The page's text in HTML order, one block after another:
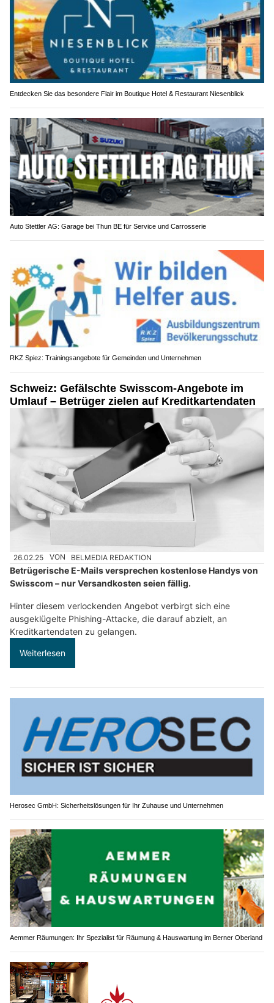
Entdecken Sie das besondere Flair im Boutique Hotel & Restaurant Niesenblick
Auto Stettler AG: Garage bei Thun BE für Service und Carrosserie
RKZ Spiez: Trainingsangebote für Gemeinden und Unternehmen
Schweiz: Gefälschte Swisscom-Angebote im
Umlauf – Betrüger zielen auf Kreditkartendaten
26.02.25 VON BELMEDIA REDAKTION
Betrügerische E-Mails versprechen kostenlose Handys von
Swisscom – nur Versandkosten seien fällig.
Hinter diesem verlockenden Angebot verbirgt sich eine
ausgeklügelte Phishing-Attacke, die darauf abzielt, an
Kreditkartendaten zu gelangen.
Weiterlesen
Herosec GmbH: Sicherheitslösungen für Ihr Zuhause und Unternehmen
Aemmer Räumungen: Ihr Spezialist für Räumung & Hauswartung im Berner Oberland